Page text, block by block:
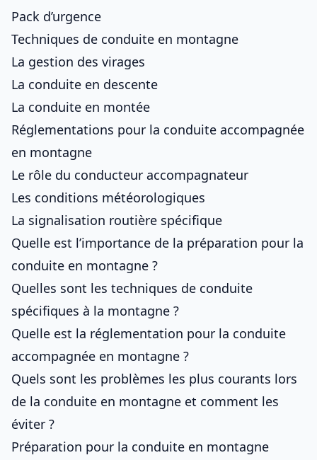
Pack d’urgence
Techniques de conduite en montagne
La gestion des virages
La conduite en descente
La conduite en montée
Réglementations pour la conduite accompagnée
en montagne
Le rôle du conducteur accompagnateur
Les conditions météorologiques
La signalisation routière spécifique
Quelle est l’importance de la préparation pour la
conduite en montagne ?
Quelles sont les techniques de conduite
spécifiques à la montagne ?
Quelle est la réglementation pour la conduite
accompagnée en montagne ?
Quels sont les problèmes les plus courants lors
de la conduite en montagne et comment les
éviter ?
Préparation pour la conduite en montagne